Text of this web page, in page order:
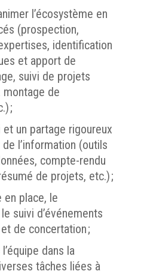
l’écosystème en
(prospection,
identification
et apport de
suivi de projets
de
;
un partage rigoureux
l’information (outils
compte-rendu
de projets, etc.) ;
en place, le
suivi d’événements
de concertation ;
dans la
tâches liées à